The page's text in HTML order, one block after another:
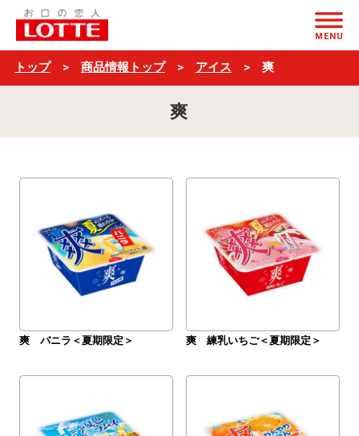
$ブ
ラ
ン
ド
＋
MENU
トップ 商品情報トップ アイス 爽
爽
爽 バニラ＜夏期限定＞ 爽 練乳いちご＜夏期限定＞